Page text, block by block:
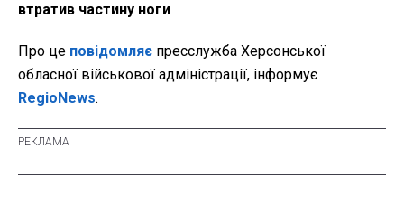
втратив частину ноги
Про це повідомляє пресслужба Херсонської
обласної військової адміністрації, інформує
RegioNews.